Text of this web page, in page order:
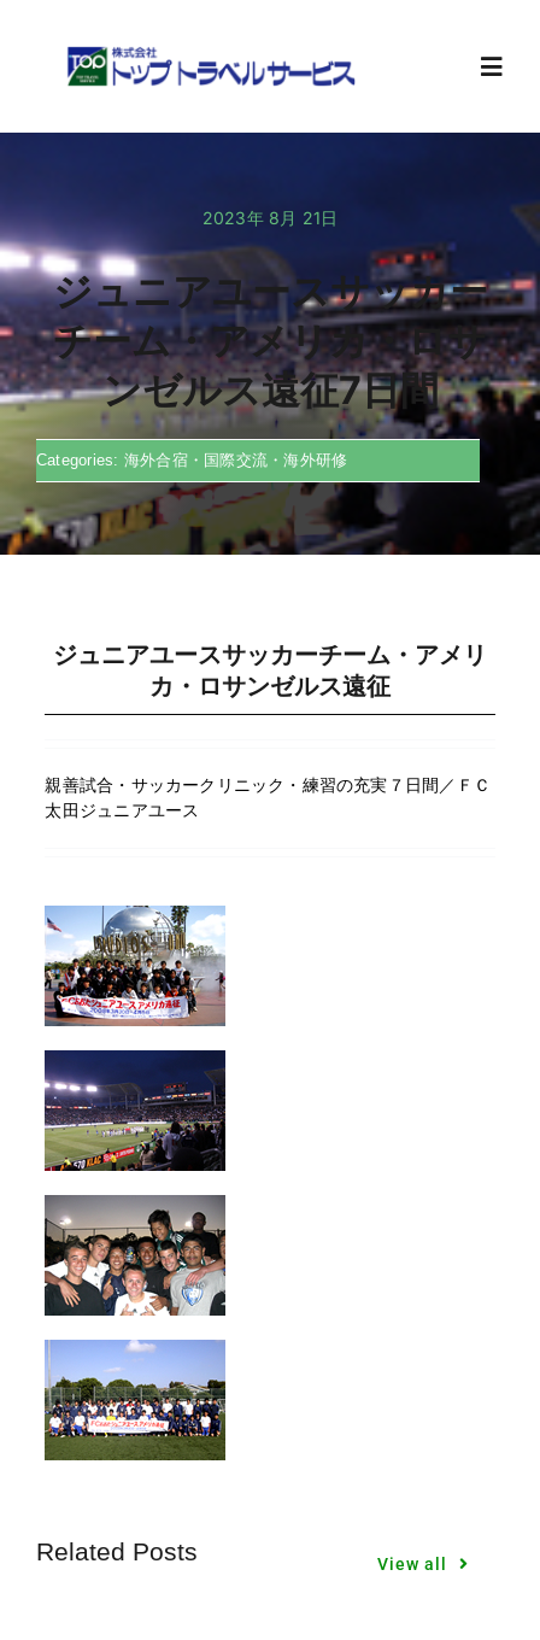
旅行計画
お知らせ
会社案内
求人情報
2023年 8月 21日
ジュニアユースサッカー
チーム・アメリカ・ロサ
ンゼルス遠征7日間
Categories: 海外合宿・国際交流・海外研修
ジュニアユースサッカーチーム・アメリ
カ・ロサンゼルス遠征
親善試合・サッカークリニック・練習の充実７日間／ＦＣ
太田ジュニアユース
Related Posts View all